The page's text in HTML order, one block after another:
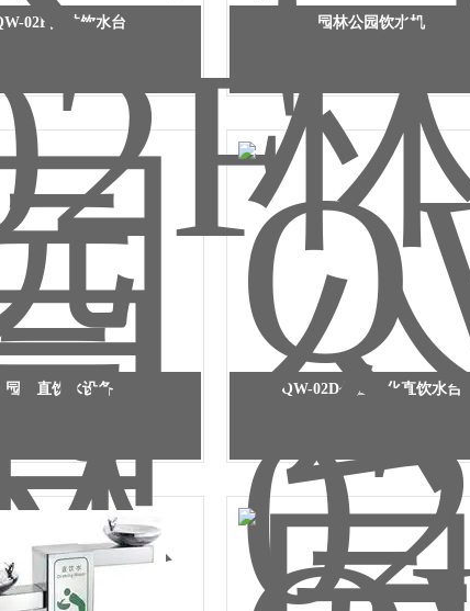
02F园林饮水台 园林公园饮水机
园林直饮水设备 QW-02D公园净化直饮水台